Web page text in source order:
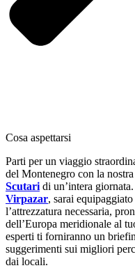
Cosa aspettarsi
Parti per un viaggio
del Montenegro con la nostra
Scutari di un’intera
Virpazar, sarai
l’attrezzatura necessaria,
dell’Europa meridionale al
esperti ti forniranno un
suggerimenti sui migliori
dai locali.